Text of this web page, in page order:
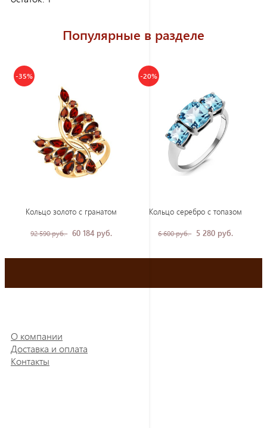
Популярные в разделе
-35%
Кольцо золото с гранатом
92 590 руб. 60 184 руб.
-20%
Кольцо серебро с топазом
6 600 руб. 5 280 руб.
О компании
Доставка и оплата
Контакты